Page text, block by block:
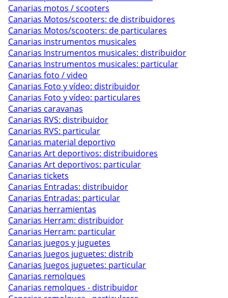
Canarias motos / scooters
Canarias Motos/scooters: de distribuidores
Canarias Motos/scooters: de particulares
Canarias instrumentos musicales
Canarias Instrumentos musicales: distribuidor
Canarias Instrumentos musicales: particular
Canarias foto / video
Canarias Foto y vídeo: distribuidor
Canarias Foto y vídeo: particulares
Canarias caravanas
Canarias RVS: distribuidor
Canarias RVS: particular
Canarias material deportivo
Canarias Art deportivos: distribuidores
Canarias Art deportivos: particular
Canarias tickets
Canarias Entradas: distribuidor
Canarias Entradas: particular
Canarias herramientas
Canarias Herram: distribuidor
Canarias Herram: particular
Canarias juegos y juguetes
Canarias Juegos juguetes: distrib
Canarias Juegos juguetes: particular
Canarias remolques
Canarias remolques - distribuidor